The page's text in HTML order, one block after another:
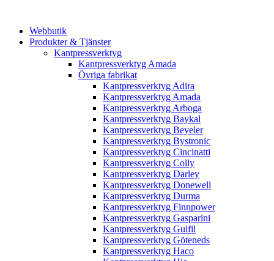
Webbutik
Produkter & Tjänster
Kantpressverktyg
Kantpressverktyg Amada
Övriga fabrikat
Kantpressverktyg Adira
Kantpressverktyg Amada
Kantpressverktyg Arboga
Kantpressverktyg Baykal
Kantpressverktyg Beyeler
Kantpressverktyg Bystronic
Kantpressverktyg Cincinatti
Kantpressverktyg Colly
Kantpressverktyg Darley
Kantpressverktyg Donewell
Kantpressverktyg Durma
Kantpressverktyg Finnpower
Kantpressverktyg Gasparini
Kantpressverktyg Guifil
Kantpressverktyg Göteneds
Kantpressverktyg Haco